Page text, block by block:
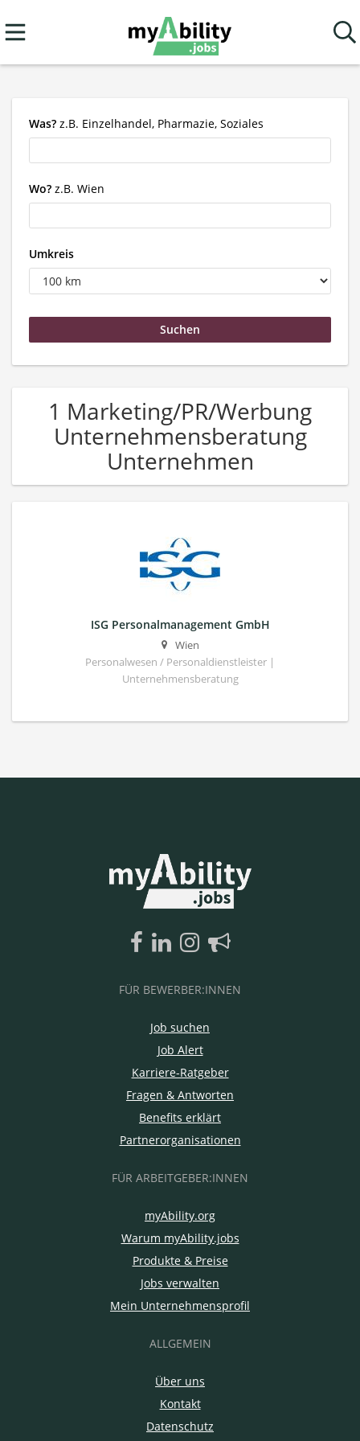
Was? z.B. Einzelhandel, Pharmazie, Soziales
Wo? z.B. Wien
Umkreis
1 Marketing/PR/Werbung
Unternehmensberatung
Unternehmen
ISG Personalmanagement GmbH
Wien
Personalwesen / Personaldienstleister |
Unternehmensberatung
FÜR BEWERBER:INNEN
Job suchen
Job Alert
Karriere-Ratgeber
Fragen & Antworten
Benefits erklärt
Partnerorganisationen
FÜR ARBEITGEBER:INNEN
myAbility.org
Warum myAbility.jobs
Produkte & Preise
Jobs verwalten
Mein Unternehmensprofil
ALLGEMEIN
Über uns
Kontakt
Datenschutz